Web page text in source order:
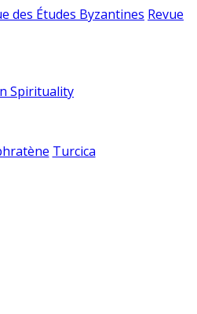
des Études Byzantines Revue
Spirituality
Turcica